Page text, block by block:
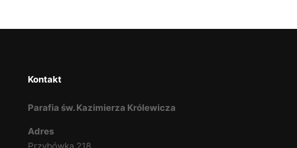
Kontakt
Parafia św. Kazimierza Królewicza
Adres